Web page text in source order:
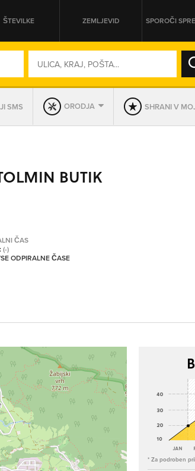
ŠTEVILKE ZEMLJEVID SPOROČI
SO ODPRTA V
SMS ORODJA SHRANI V
BUTIK
ČAS
(-)
ODPIRALNE ČASE
* Za podroben